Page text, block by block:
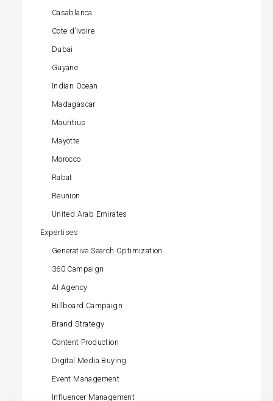
Casablanca
Cote d’Ivoire
Dubai
Guyane
Indian Ocean
Madagascar
Mauritius
Mayotte
Morocco
Rabat
Reunion
United Arab Emirates
Expertises
Generative Search Optimization
360 Campaign
AI Agency
Billboard Campaign
Brand Strategy
Content Production
Digital Media Buying
Event Management
Influencer Management